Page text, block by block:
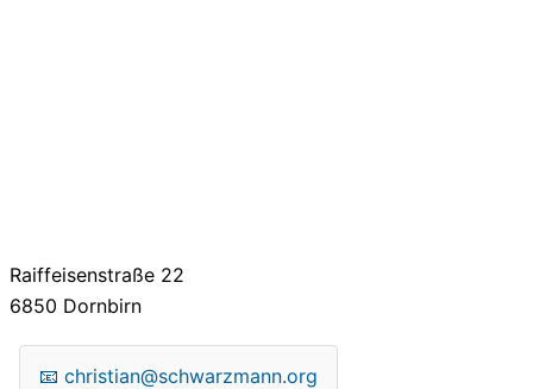
Raiffeisenstraße 22
6850 Dornbirn
📧 christian@schwarzmann.org